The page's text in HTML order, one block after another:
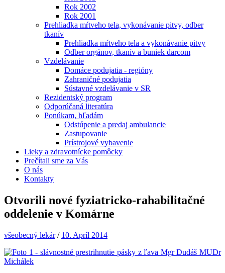
Rok 2002
Rok 2001
Prehliadka mŕtveho tela, vykonávanie pitvy, odber
tkanív
Prehliadka mŕtveho tela a vykonávanie pitvy
Odber orgánov, tkanív a buniek darcom
Vzdelávanie
Domáce podujatia - regióny
Zahraničné podujatia
Sústavné vzdelávanie v SR
Rezidentský program
Odporúčaná literatúra
Ponúkam, hľadám
Odstúpenie a predaj ambulancie
Zastupovanie
Prístrojové vybavenie
Lieky a zdravotnícke pomôcky
Prečítali sme za Vás
O nás
Kontakty
Otvorili nové fyziatricko-rahabilitačné
oddelenie v Komárne
všeobecný lekár/ 10. Apríl 2014